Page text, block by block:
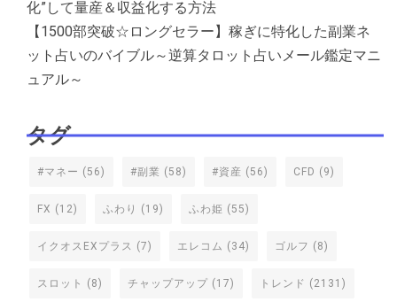
化”して量産＆収益化する方法
【1500部突破☆ロングセラー】稼ぎに特化した副業ネ
ット占いのバイブル～逆算タロット占いメール鑑定マニ
ュアル～
タグ
#マネー (56) #副業 (58) #資産 (56) CFD (9)
FX (12) ふわり (19) ふわ姫 (55)
イクオスEXプラス (7) エレコム (34) ゴルフ (8)
スロット (8) チャップアップ (17) トレンド (2131)